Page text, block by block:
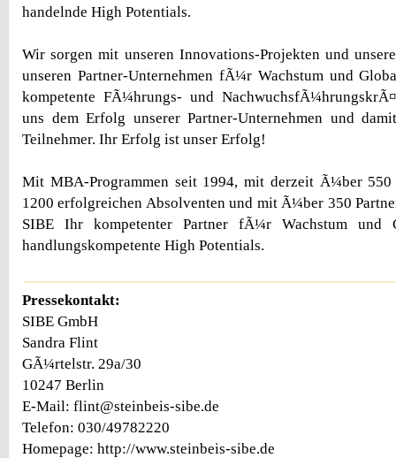
handelnde High Potentials.
Wir sorgen mit unseren Innovations-Projekten und
unseren Partner-Unternehmen fÃ¼r Wachstum und
kompetente FÃ¼hrungs- und
uns dem Erfolg unserer Partner-Unternehmen und
Teilnehmer. Ihr Erfolg ist unser Erfolg!
Mit MBA-Programmen seit 1994, mit derzeit Ã¼ber 550
1200 erfolgreichen Absolventen und mit Ã¼ber 350
SIBE Ihr kompetenter Partner fÃ¼r Wachstum und
handlungskompetente High Potentials.
Pressekontakt:
SIBE GmbH
Sandra Flint
GÃ¼rtelstr. 29a/30
10247 Berlin
E-Mail: flint@steinbeis-sibe.de
Telefon: 030/49782220
Homepage: http://www.steinbeis-sibe.de